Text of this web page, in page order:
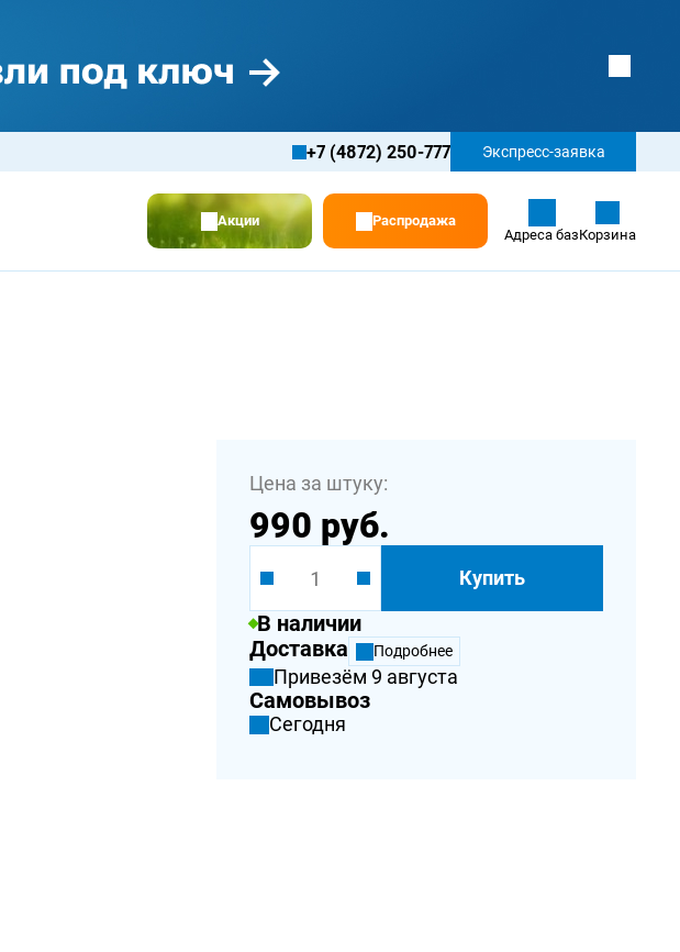
+7 (4872) 250-777 Экспресс-заявка
Акции
Распродажа
Адреса базКорзина
Цена за штуку:
990 руб.
Купить
В наличии
Доставка
Подробнее
Привезём 9 августа
Самовывоз
Сегодня